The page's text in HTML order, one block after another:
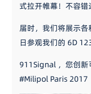
式拉开帷幕！不容
届时，我们将展示
日参观我们的 6D
911Signal ，您创
#Milipol Paris 2017